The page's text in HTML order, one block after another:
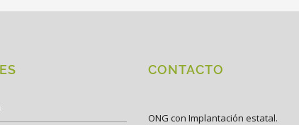
CONTACTO
ONG con Implantación estatal.